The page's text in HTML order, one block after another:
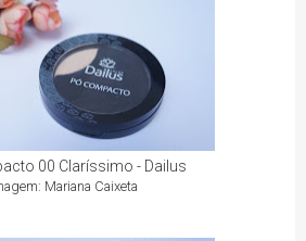
00 Claríssimo - Dailus
Mariana Caixeta